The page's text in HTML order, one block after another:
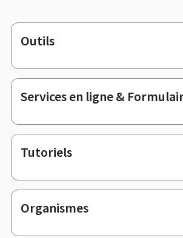
Pied
de
page
Outils
Services en ligne &
Tutoriels
Organismes